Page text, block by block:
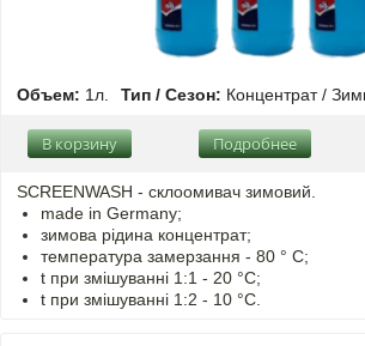
Объем: 1л. Тип / Сезон: Концентрат /
Подробнее
В корзину
SCREENWASH - cклоомивач зимовий.
made in Germany;
зимова рідина концентрат;
температура замерзання - 80 ° C;
t при змішуванні 1:1 - 20 °C;
t при змішуванні 1:2 - 10 °C.